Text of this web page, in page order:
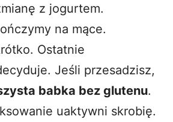
z jogurtem.
na mące.
Ostatnie
Jeśli przesadzisz,
babka bez glutenu.
uaktywni skrobię.